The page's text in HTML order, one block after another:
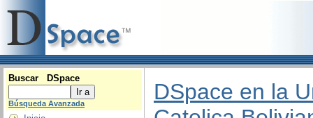
Buscar DSpace
Búsqueda Avanzada
DSpace en la